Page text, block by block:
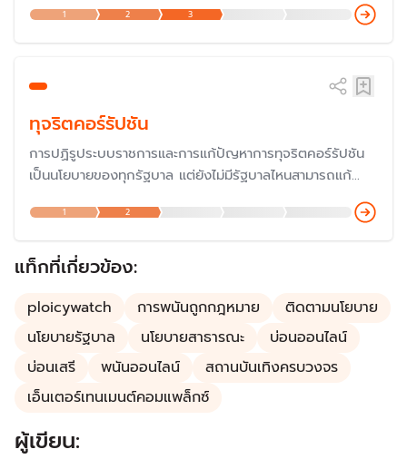
กฎหมายและสร้างรายได้เข้ารัฐ แต่มักจะเผชิญกับกระแสต่อต้าน
รุนแรงจากสังคม จนไม่มีรัฐบาลไหนกล้าผลักดัน ซึ่งยังเป็นเรื่อง
1 2 3
ทุจริตคอร์รัปชัน
การปฏิรูประบบราชการและการแก้ปัญหาการทุจริตคอร์รัปชัน
เป็นนโยบายของทุกรัฐบาล แต่ยังไม่มีรัฐบาลไหนสามารถแก้
การสำรวจของสำนักวิจัยต่าง ๆ พบว่าประชาชนมีความเห็นว่า
สถานการณ์รุนแรงขึ้น
1 2
แท็กที่เกี่ยวข้อง:
ploicywatch การพนันถูกกฎหมาย
ติดตามนโยบาย
นโยบายรัฐบาล
นโยบายสาธารณะ
บ่อนออนไลน์
บ่อนเสรี
พนันออนไลน์
สถานบันเทิงครบวงจร
เอ็นเตอร์เทนเมนต์คอมแพล็กซ์
ผู้เขียน: